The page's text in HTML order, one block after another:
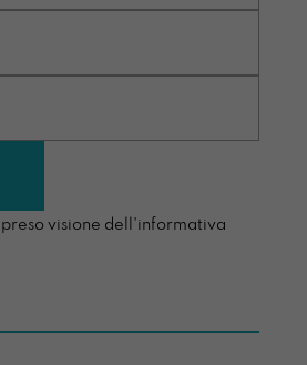
visione dell'informativa